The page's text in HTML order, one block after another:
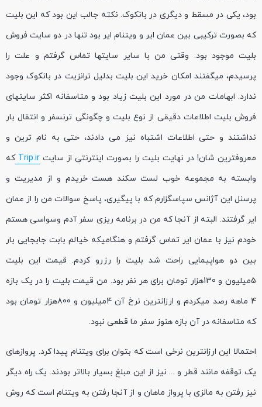
بود، یکی در مسقط و دیگری در بانکوک. نکته جالب این بود که این بلیت
که بصورت ترکیبی بین عمان ایر و ویتنام ایر بود تنها در دو سایت فروش
بلیت موجود بود. وقتی من با سایر سایتها تماس گرفتم و علت را
پرسیدم، میگفتند امکان خرید این بلیت بدلیل ترانزیت در بانکوک وجود
ندارد. ابهامات من در مورد این بلیت زیاد بود و متاسفانه اکثر سایتهای
فروش بلیت اطلاعات دقیقی از نوع بلیت و چگونگی ترنسفر و انتقال بار
نداشتند و حتی اطلاعات اشتباه نیز می دادند، حتی به نام ترین و
معروفترین شان! در نهایت بلیت را بصورت اینترنتی از سایت Trip.ir که
وابسته به مجموعه خوب لست سکند هست خریدم و از مدیریت و
پرسنل این آژانس سپاسگزارم که با پیگیری، پاسخ سوالات من را از عمان
ایر گرفتند. البته از آنجا که من در برنامه ریزی سفر آدم وسواسی هستم
خودم نیز با عمان ایر تماس گرفتم و هنگامیکه خیالم بابت جابجایی بار
بین دو هواپیمایی راحت شد بلیت را رزرو کردم. قیمت این بلیت
5میلیون و 130هزار تومان برای هر نفر بود. من قیمت بلیت را در یک بازه
4 ماهه رصد میکردم و ارزانترین نرخ آن 4میلیون و 800هزار تومان بود
که متاسفانه در آن بازه هنوز سفر ما قطعی نبود.
احتمالا این ارزانترین نرخی است که بتوان برای ویتنام پیدا کرد. پروازهای
یک توقفه مانند قطر و ... نیز از این مبلغ بسیار بالاتر بودند. یک راه دیگر
نیز رفتن به مالزی با پرواز ماهان و از آنجا رفتن به ویتنام است که روش